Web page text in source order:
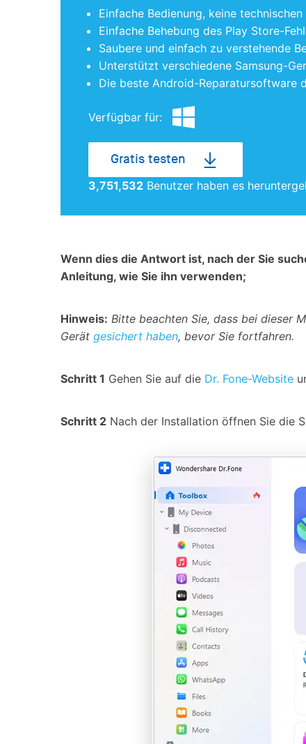
Einfache Bedienung, keine
Einfache Behebung des Play Store-
Saubere und einfach zu verstehende
Unterstützt verschiedene Samsung-
Die beste Android-Reparatursoftware
Verfügbar für:
Gratis testen
3,751,532 Benutzer haben es
Wenn dies die Antwort ist, nach der Sie
Anleitung, wie Sie ihn verwenden;
Hinweis: Bitte beachten Sie, dass bei dieser
Gerät gesichert haben, bevor Sie fortfahren.
Schritt 1 Gehen Sie auf die Dr. Fone-Website
Schritt 2 Nach der Installation öffnen Sie die